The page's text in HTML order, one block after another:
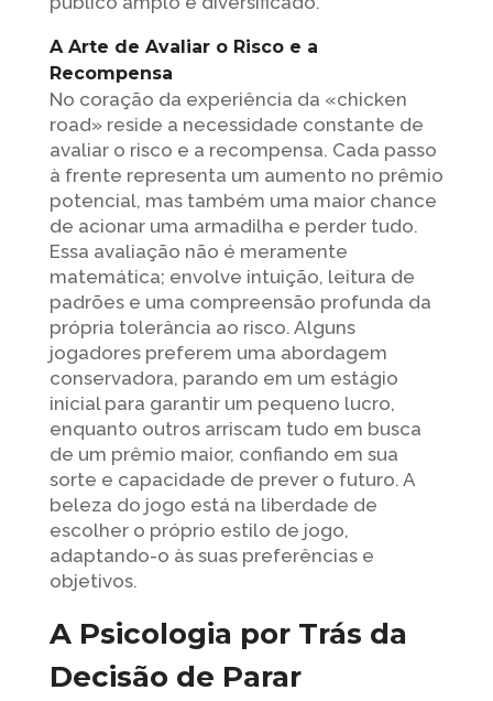
A Arte de Avaliar o Risco e a
Recompensa
No coração da experiência da «chicken
road» reside a necessidade constante de
avaliar o risco e a recompensa. Cada passo
à frente representa um aumento no prêmio
potencial, mas também uma maior chance
de acionar uma armadilha e perder tudo.
Essa avaliação não é meramente
matemática; envolve intuição, leitura de
padrões e uma compreensão profunda da
própria tolerância ao risco. Alguns
jogadores preferem uma abordagem
conservadora, parando em um estágio
inicial para garantir um pequeno lucro,
enquanto outros arriscam tudo em busca
de um prêmio maior, confiando em sua
sorte e capacidade de prever o futuro. A
beleza do jogo está na liberdade de
escolher o próprio estilo de jogo,
adaptando-o às suas preferências e
objetivos.
A Psicologia por Trás da
Decisão de Parar